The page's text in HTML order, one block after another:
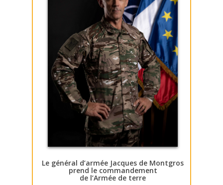
Le général d’armée Jacques de Montgros
prend le commandement
de l’Armée de terre